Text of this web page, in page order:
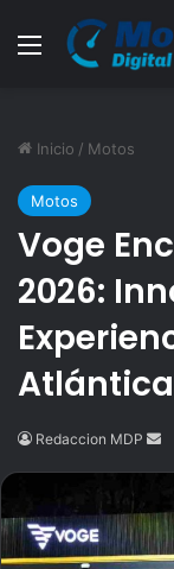
Menú
Inicio / Motos
Motos
Voge
2026:
Atlántica
Redaccion MDP